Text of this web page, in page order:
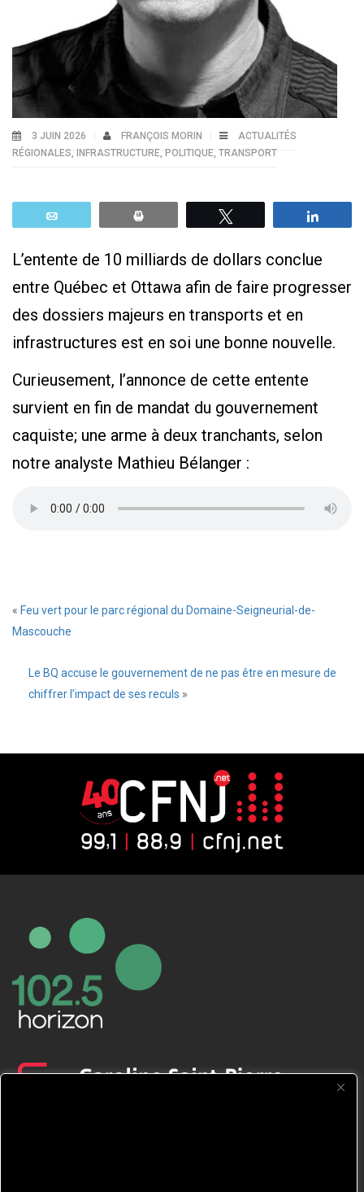
3 JUIN 2026 FRANÇOIS MORIN
ACTUALITÉS
RÉGIONALES, INFRASTRUCTURE, POLITIQUE, TRANSPORT
L’entente de 10 milliards de dollars conclue
entre Québec et Ottawa afin de faire progresser
des dossiers majeurs en transports et en
infrastructures est en soi une bonne nouvelle.
Curieusement, l’annonce de cette entente
survient en fin de mandat du gouvernement
caquiste; une arme à deux tranchants, selon
notre analyste Mathieu Bélanger :
« Feu vert pour le parc régional du Domaine-Seigneurial-de-
Mascouche
Le BQ accuse le gouvernement de ne pas être en mesure de
chiffrer l’impact de ses reculs »